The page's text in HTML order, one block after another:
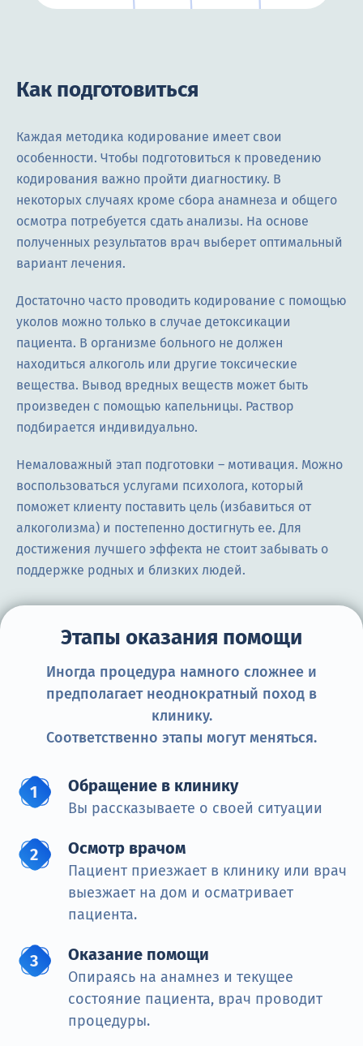
Как подготовиться
Каждая методика кодирование имеет свои
особенности. Чтобы подготовиться к проведению
кодирования важно пройти диагностику. В
некоторых случаях кроме сбора анамнеза и общего
осмотра потребуется сдать анализы. На основе
полученных результатов врач выберет оптимальный
вариант лечения.
Достаточно часто проводить кодирование с помощью
уколов можно только в случае детоксикации
пациента. В организме больного не должен
находиться алкоголь или другие токсические
вещества. Вывод вредных веществ может быть
произведен с помощью капельницы. Раствор
подбирается индивидуально.
Немаловажный этап подготовки – мотивация. Можно
воспользоваться услугами психолога, который
поможет клиенту поставить цель (избавиться от
алкоголизма) и постепенно достигнуть ее. Для
достижения лучшего эффекта не стоит забывать о
поддержке родных и близких людей.
Этапы оказания помощи
Иногда процедура намного сложнее и
предполагает неоднократный поход в
клинику.
Соответственно этапы могут меняться.
Обращение в клинику
Вы рассказываете о своей ситуации
Осмотр врачом
Пациент приезжает в клинику или врач
выезжает на дом и осматривает
пациента.
Оказание помощи
Опираясь на анамнез и текущее
состояние пациента, врач проводит
процедуры.